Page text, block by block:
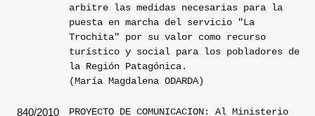
arbitre las medidas necesarias para la
puesta en marcha del servicio "La
Trochita" por su valor como recurso
turístico y social para los pobladores de
la Región Patagónica.
(María Magdalena ODARDA)
840/2010
PROYECTO DE COMUNICACION: Al Ministerio